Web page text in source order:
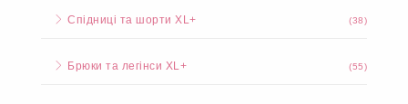
Спідниці та шорти XL+ (38)
Брюки та легінси XL+ (55)